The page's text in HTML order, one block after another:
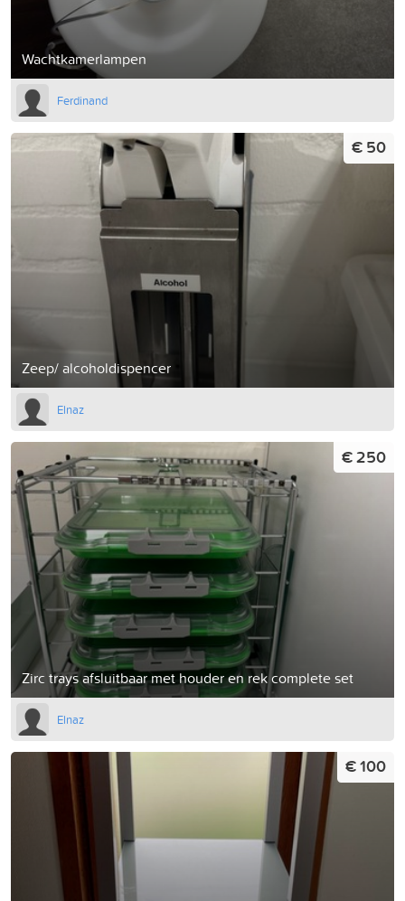
Wachtkamerlampen
Ferdinand
Zeep/ alcoholdispencer
€ 50
Elnaz
Zirc trays afsluitbaar met houder en rek complete set
€ 250
Elnaz
€ 100